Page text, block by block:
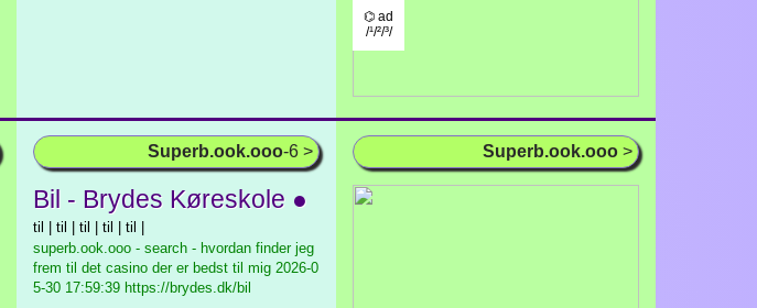
⌬ ad
/¹/²/³/
Superb.ook.ooo-6 >
Bil - Brydes Køreskole ●
til | til | til | til | til |
superb.ook.ooo - search - hvordan finder jeg
frem til det casino der er bedst til mig 2026-0
5-30 17:59:39 https://brydes.dk/bil
Superb.ook.ooo >